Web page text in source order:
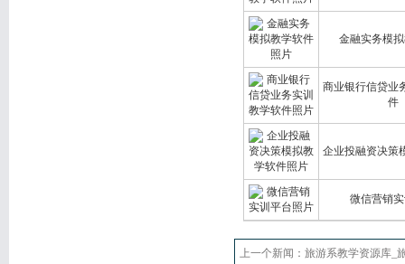
金融实务模
商业银行信贷业
件
企业投融资决策
微信营销
上一个新闻： 旅游系教学资源库_